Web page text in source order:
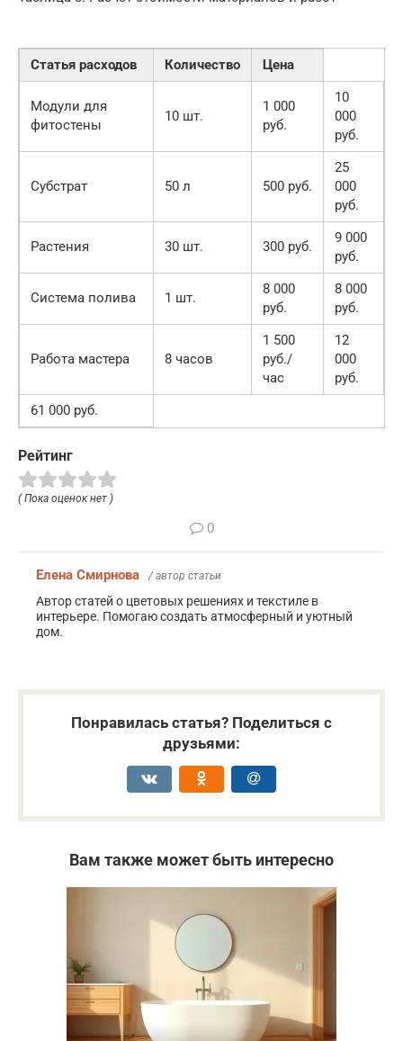
Статья расходов Количество Цена
Модули для
фитостены
10 шт.
1 000
руб.
10
000
руб.
Субстрат 50 л 500 руб.
25
000
руб.
Растения 30 шт. 300 руб.
9 000
руб.
Система полива 1 шт.
8 000
руб.
8 000
руб.
Работа мастера 8 часов
1 500
руб./
час
12
000
руб.
61 000 руб.
Рейтинг
( Пока оценок нет )
0
Елена Смирнова / автор статьи
Автор статей о цветовых решениях и текстиле в
интерьере. Помогаю создать атмосферный и уютный
дом.
Понравилась статья? Поделиться с
друзьями:
Вам также может быть интересно